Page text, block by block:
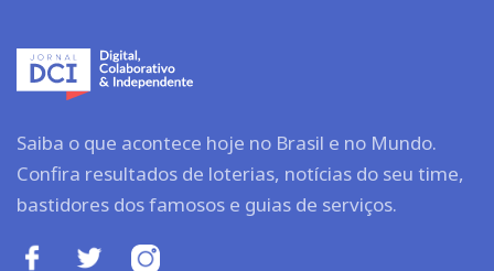
Saiba o que acontece hoje no Brasil e no Mundo.
Confira resultados de loterias, notícias do seu time,
bastidores dos famosos e guias de serviços.